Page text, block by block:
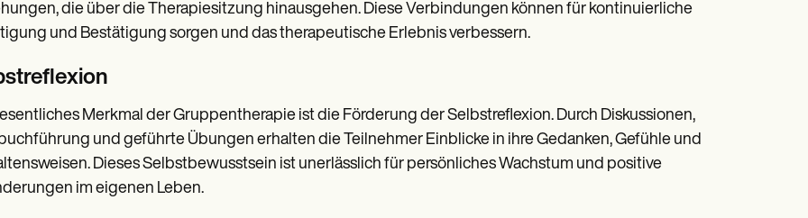
die über die Therapiesitzung hinausgehen. Diese Verbindungen können für kontinuierliche
und Bestätigung sorgen und das therapeutische Erlebnis verbessern.
Merkmal der Gruppentherapie ist die Förderung der Selbstreflexion. Durch Diskussionen,
und geführte Übungen erhalten die Teilnehmer Einblicke in ihre Gedanken, Gefühle und
Dieses Selbstbewusstsein ist unerlässlich für persönliches Wachstum und positive
im eigenen Leben.